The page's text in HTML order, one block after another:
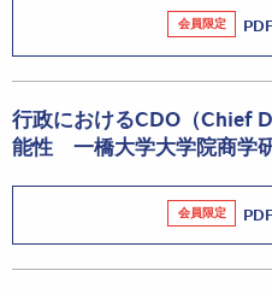
会員限定
行政におけるCDO（
能性 一橋大学大学院商
会員限定